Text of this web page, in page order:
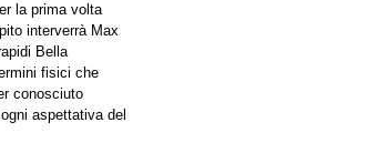
la prima volta
interverrà Max
Bella
fisici che
conosciuto
aspettativa del